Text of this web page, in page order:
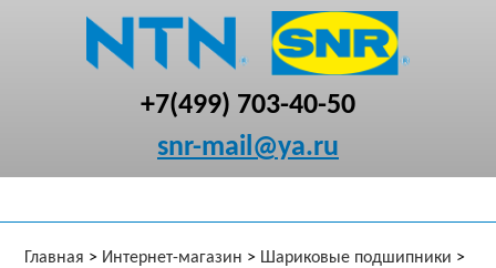
+7(499) 703-40-50
snr-mail@ya.ru
Главная > Интернет-магазин > Шариковые подшипники >